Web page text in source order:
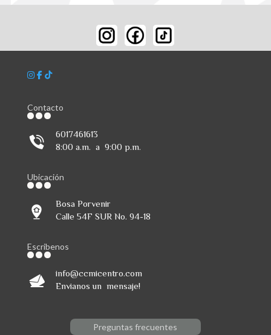
Contacto
6017461613
8:00 a.m. a 9:00 p.m.
Ubicación
Bosa Porvenir
Calle 54F SUR No. 94-18
Escribenos
info@ccmicentro.com
Envianos un mensaje!
Preguntas frecuentes